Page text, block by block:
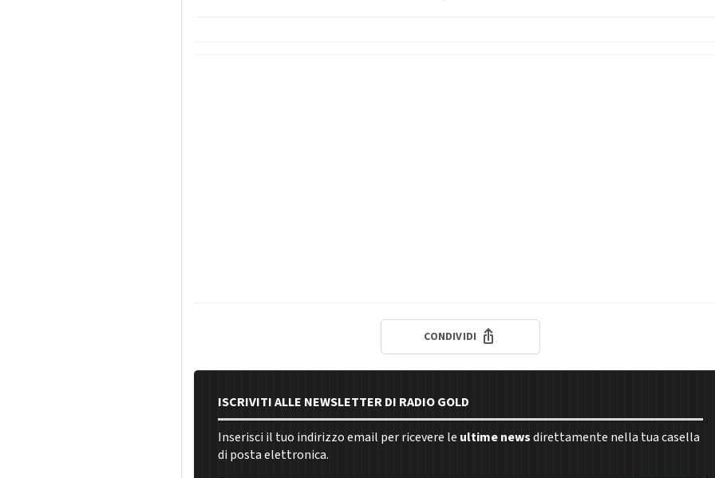
CONDIVIDI
ISCRIVITI ALLE NEWSLETTER DI RADIO GOLD
Inserisci il tuo indirizzo email per ricevere le ultime newsdirettamente nella tua casella
di posta elettronica.